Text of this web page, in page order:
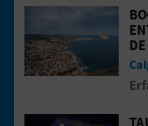
Gehen Sie